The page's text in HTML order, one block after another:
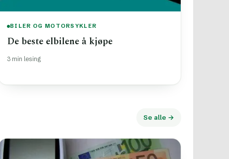
BILER OG MOTORSYKLER
De beste elbilene å kjøpe
3 min lesing
Se alle →